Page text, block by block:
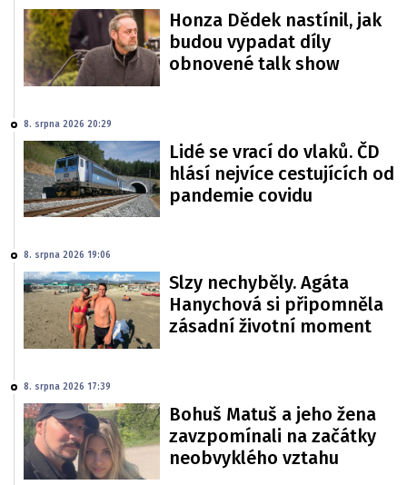
Honza Dědek nastínil, jak
budou vypadat díly
obnovené talk show
8. srpna 2026 20:29
Lidé se vrací do vlaků. ČD
hlásí nejvíce cestujících od
pandemie covidu
8. srpna 2026 19:06
Slzy nechyběly. Agáta
Hanychová si připomněla
zásadní životní moment
8. srpna 2026 17:39
Bohuš Matuš a jeho žena
zavzpomínali na začátky
neobvyklého vztahu